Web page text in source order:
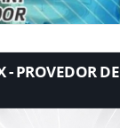
- PROVEDOR DE